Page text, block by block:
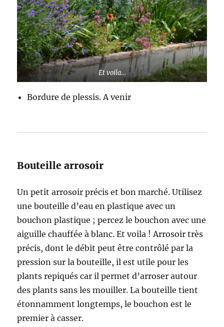
Et voila…
Bordure de plessis. A venir
Bouteille arrosoir
Un petit arrosoir précis et bon marché. Utilisez
une bouteille d’eau en plastique avec un
bouchon plastique ; percez le bouchon avec une
aiguille chauffée à blanc. Et voila ! Arrosoir très
précis, dont le débit peut être contrôlé par la
pression sur la bouteille, il est utile pour les
plants repiqués car il permet d’arroser autour
des plants sans les mouiller. La bouteille tient
étonnamment longtemps, le bouchon est le
premier à casser.